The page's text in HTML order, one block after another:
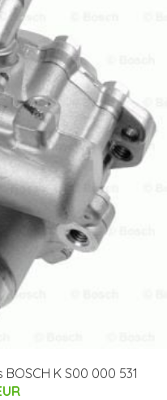
K S00 000 531